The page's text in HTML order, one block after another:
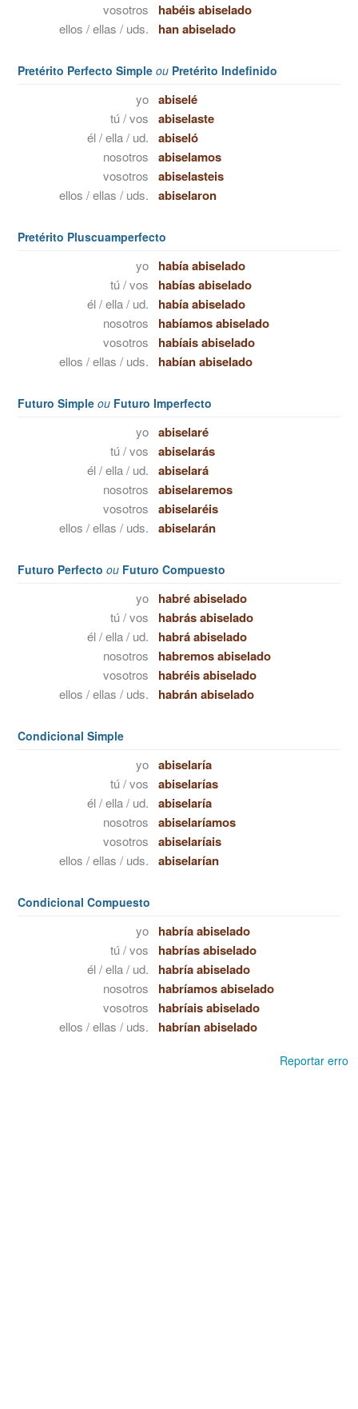
vosotros habéis abiselado
ellos / ellas / uds. han abiselado
Pretérito Perfecto Simple ou Pretérito Indefinido
yo abiselé
tú / vos abiselaste
él / ella / ud. abiseló
nosotros abiselamos
vosotros abiselasteis
ellos / ellas / uds. abiselaron
Pretérito Pluscuamperfecto
yo había abiselado
tú / vos habías abiselado
él / ella / ud. había abiselado
nosotros habíamos abiselado
vosotros habíais abiselado
ellos / ellas / uds. habían abiselado
Futuro Simple ou Futuro Imperfecto
yo abiselaré
tú / vos abiselarás
él / ella / ud. abiselará
nosotros abiselaremos
vosotros abiselaréis
ellos / ellas / uds. abiselarán
Futuro Perfecto ou Futuro Compuesto
yo habré abiselado
tú / vos habrás abiselado
él / ella / ud. habrá abiselado
nosotros habremos abiselado
vosotros habréis abiselado
ellos / ellas / uds. habrán abiselado
Condicional Simple
yo abiselaría
tú / vos abiselarías
él / ella / ud. abiselaría
nosotros abiselaríamos
vosotros abiselaríais
ellos / ellas / uds. abiselarían
Condicional Compuesto
yo habría abiselado
tú / vos habrías abiselado
él / ella / ud. habría abiselado
nosotros habríamos abiselado
vosotros habríais abiselado
ellos / ellas / uds. habrían abiselado
Reportar erro